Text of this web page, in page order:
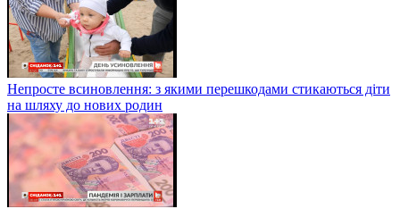
Непросте всиновлення: з якими перешкодами стикаються діти
на шляху до нових родин